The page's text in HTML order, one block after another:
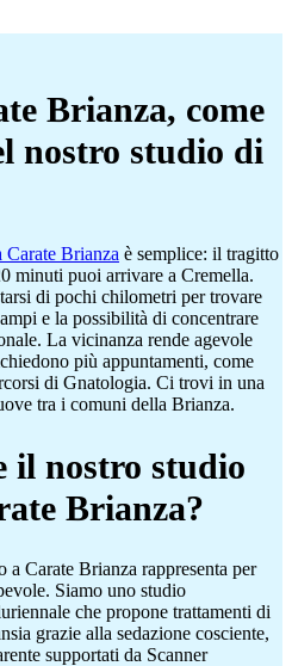
Brianza, come
nostro studio di
Carate Brianza è semplice: il tragitto
minuti puoi arrivare a Cremella.
di pochi chilometri per trovare
e la possibilità di concentrare
La vicinanza rende agevole
più appuntamenti, come
di Gnatologia. Ci trovi in una
tra i comuni della Brianza.
il nostro studio
Brianza?
Carate Brianza rappresenta per
Siamo uno studio
che propone trattamenti di
grazie alla sedazione cosciente,
supportati da Scanner